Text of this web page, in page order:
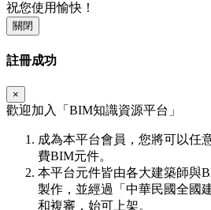
祝您使用愉快！
關閉
註冊成功
×
歡迎加入「 BIM知識資源平台」
成為本平台會員，您將可以任
費BIM元件。
本平台元件皆由各大建築師與
製作，並經過「中華民國全國
和複審，始可上架。